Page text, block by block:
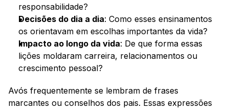
responsabilidade?
Decisões do dia a dia: Como esses ensinamentos
os orientavam em escolhas importantes da vida?
Impacto ao longo da vida: De que forma essas
lições moldaram carreira, relacionamentos ou
crescimento pessoal?
Avós frequentemente se lembram de frases
marcantes ou conselhos dos pais. Essas expressões